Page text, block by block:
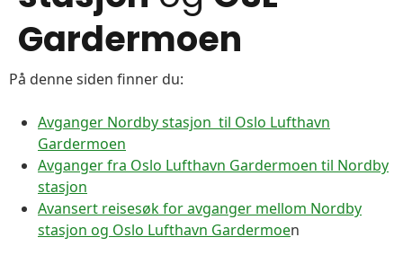
Gardermoen
På denne siden finner du:
Avganger Nordby stasjon til Oslo Lufthavn
Gardermoen
Avganger fra Oslo Lufthavn Gardermoen til Nordby
stasjon
Avansert reisesøk for avganger mellom Nordby
stasjon og Oslo Lufthavn Gardermoen